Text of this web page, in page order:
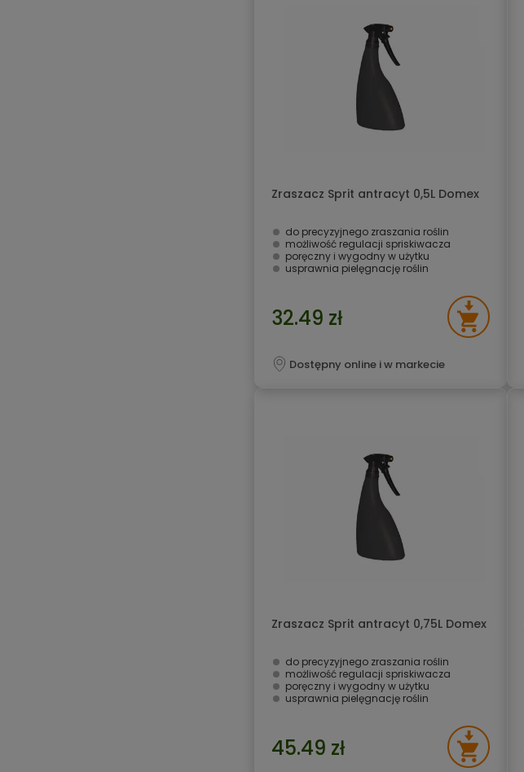
Zraszacz Sprit antracyt 0,5L Domex
do precyzyjnego zraszania roślin
możliwość regulacji spriskiwacza
poręczny i wygodny w użytku
usprawnia pielęgnację roślin
32.49 zł
Dostępny online i w markecie
Zraszacz Sprit antracyt 0,75L Domex
do precyzyjnego zraszania roślin
możliwość regulacji spriskiwacza
poręczny i wygodny w użytku
usprawnia pielęgnację roślin
45.49 zł